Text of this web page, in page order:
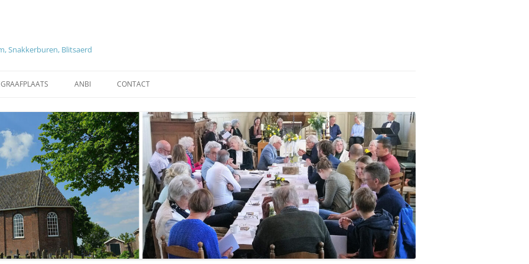
Snakkerburen, Blitsaerd
KERKENRAAD EN
OVERLEDENEN
REGLEMENT BEGRAAFPLAATS
INFORMATIE
ANBI CONTACT